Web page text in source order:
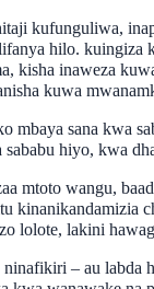
kufunguliwa,
hilo.
kisha inaweza
kuwa
mbaya sana
hiyo, kwa
mtoto wangu,
lolote, lakini
– au